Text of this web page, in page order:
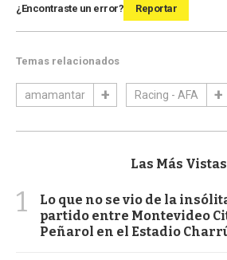
¿Encontraste un error? Reportar
Temas relacionados
amamantar Racing - AFA
Las Más Vistas
1
Lo que no se vio de la
partido entre Montevideo
Peñarol en el Estadio